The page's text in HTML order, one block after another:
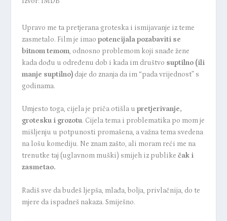
Upravo me ta pretjerana groteska i ismijavanje iz teme
zasmetalo. Film je imao potencijala pozabaviti se
bitnom temom, odnosno problemom koji snađe žene
kada dođu u određenu dob i kada im društvo suptilno (ili
manje suptilno)daje do znanja da im “pada vrijednost” s
godinama.
Umjesto toga, cijela je priča otišla u pretjerivanje,
grotesku i grozotu. Cijela tema i problematika po mom je
mišljenju u potpunosti promašena, a važna tema svedena
na lošu komediju. Ne znam zašto, ali moram reći me na
trenutke taj (uglavnom muški) smijeh iz publike čak i
zasmetao.
Radiš sve da budeš ljepša, mlađa, bolja, privlačnija, do te
mjere da ispadneš nakaza. Smiješno.